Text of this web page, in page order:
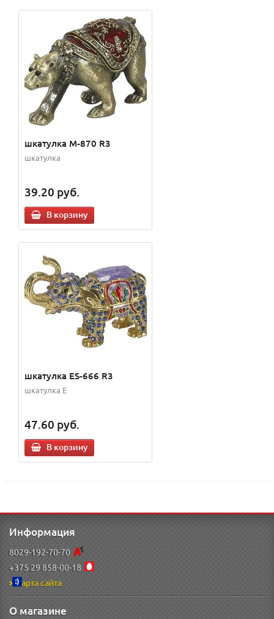
шкатулка M-870 R3
шкатулка
39.20 руб.
В корзину
шкатулка ES-666 R3
шкатулка E
47.60 руб.
В корзину
Информация
8029-192-70-70
+375 29 858-00-18
Карта сайта
О магазине